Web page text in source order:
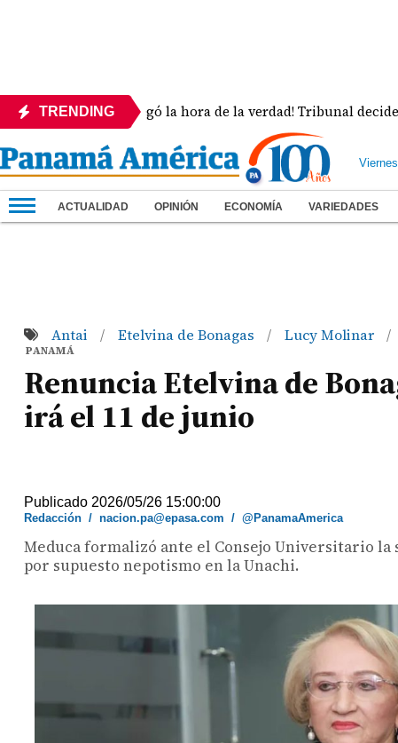
TRENDING¡Llegó la hora de la verdad! Tribunal decide la
ACTUALIDAD OPINIÓN ECONOMÍA VARIEDADES
Antai / Etelvina de Bonagas / Lucy Molinar /
PANAMÁ
Renuncia Etelvina de
irá el 11 de junio
Publicado 2026/05/26 15:00:00
Redacción /nacion.pa@epasa.com /@PanamaAmerica
Meduca formalizó ante el Consejo Universitario la
por supuesto nepotismo en la Unachi.